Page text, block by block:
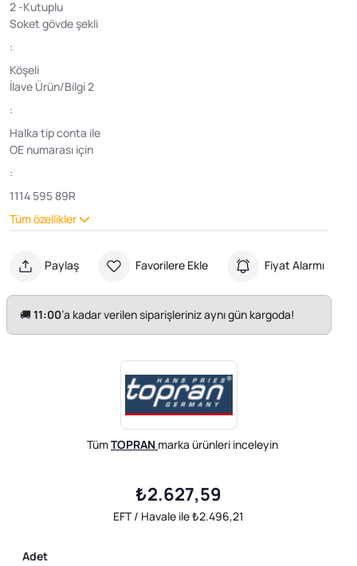
2 -Kutuplu
Soket gövde şekli
:
Köşeli
İlave Ürün/Bilgi 2
:
Halka tip conta ile
OE numarası için
:
1114 595 89R
Tüm özellikler
Paylaş Favorilere Ekle Fiyat Alarmı
🚚11:00’a kadar verilen siparişleriniz aynı gün kargoda!
TümTOPRAN marka ürünleri inceleyin
₺2.627,59
EFT / Havale ile ₺2.496,21
Adet